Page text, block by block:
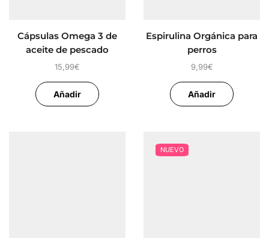
Cápsulas Omega 3 de
aceite de pescado
15,99€
Añadir
Espirulina Orgánica para
perros
9,99€
Añadir
NUEVO